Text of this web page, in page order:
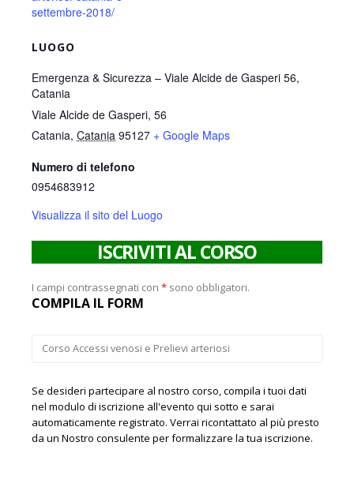
settembre-2018/
LUOGO
Emergenza & Sicurezza – Viale Alcide de Gasperi 56,
Catania
Viale Alcide de Gasperi, 56
Catania, Catania 95127 + Google Maps
Numero di telefono
0954683912
Visualizza il sito del Luogo
ISCRIVITI AL CORSO
I campi contrassegnati con * sono obbligatori.
COMPILA IL FORM
Se desideri partecipare al nostro corso, compila i tuoi dati
nel modulo di iscrizione all'evento qui sotto e sarai
automaticamente registrato. Verrai ricontattato al più presto
da un Nostro consulente per formalizzare la tua iscrizione.